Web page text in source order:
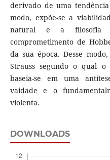
derivado de uma
modo, expõe-se a
natural e a filosofia
comprometimento de
da sua época. Desse
Strauss segundo o qual o
baseia-se em uma
vaidade e o
violenta.
DOWNLOADS